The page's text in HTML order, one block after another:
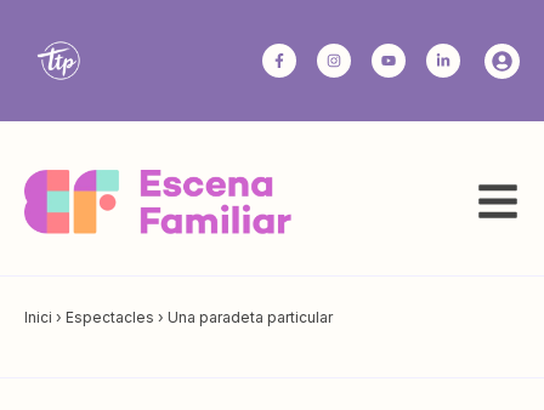
Inici › Espectacles › Una paradeta particular